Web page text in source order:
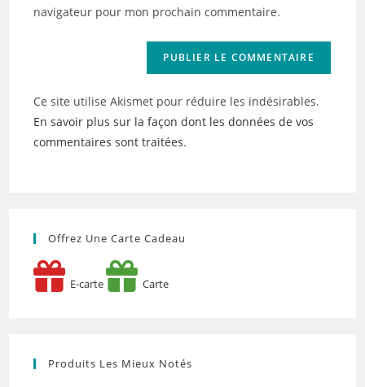
(facultatif)
navigateur pour mon prochain commentaire.
Ce site utilise Akismet pour réduire les indésirables.
En savoir plus sur la façon dont les données de vos
commentaires sont traitées.
Offrez Une Carte Cadeau
E-carte Carte
Produits Les Mieux Notés